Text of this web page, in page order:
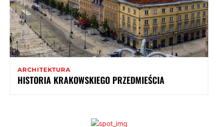
ARCHITEKTURA
HISTORIA KRAKOWSKIEGO PRZEDMIEŚCIA